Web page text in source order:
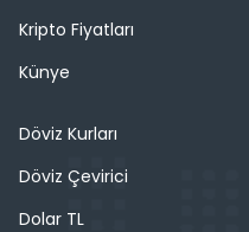
Kripto Fiyatları
Künye
Döviz Kurları
Döviz Çevirici
Dolar TL